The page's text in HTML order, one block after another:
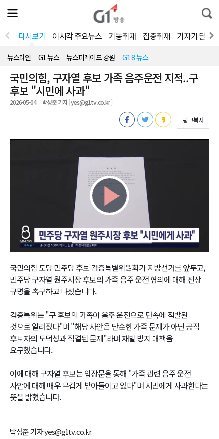
전
체
뉴
열
통
합
색
다시보기 이시각 주요뉴스 기동취재 집중취재 기자가 달려
뉴스라인 G1 뉴스 뉴스퍼레이드 강원 G1 8 뉴스
국민의힘, 구자열 후보 가족 음주운전 지적..구
후보 "시민에 사과"
2026-05-04 박성준 기자 [ yes@g1tv.co.kr ]
링크복사
Play
Video
국민의힘 도당 민주당 후보 검증특별위원회가 지방선거를 앞두고,
민주당 구자열 원주시장 후보의 가족 음주 운전 혐의에 대해 진상
규명을 촉구하고 나섰습니다.
검증특위는 "구 후보의 가족이 음주 운전으로 단속에 적발된
것으로 알려졌다"며 "해당 사안은 단순한 가족 문제가 아닌 공직
후보자의 도덕성과 직결된 문제"라며 재발 방지 대책을
요구했습니다.
이에 대해 구자열 후보는 입장문을 통해 "가족 관련 음주 운전
사안에 대해 매우 무겁게 받아들이고 있다"며 시민에게 사과한다는
뜻을 밝혔습니다.
박성준 기자 yes@g1tv.co.kr